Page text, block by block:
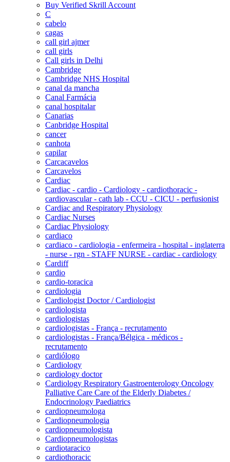
Buy Verified Skrill Account
C
cabelo
cagas
call girl ajmer
call girls
Call girls in Delhi
Cambridge
Cambridge NHS Hospital
canal da mancha
Canal Farmácia
canal hospitalar
Canarias
Canbridge Hospital
cancer
canhota
capilar
Carcacavelos
Carcavelos
Cardiac
Cardiac - cardio - Cardiology - cardiothoracic -
cardiovascular - cath lab - CCU - CICU - perfusionist
Cardiac and Respiratory Physiology
Cardiac Nurses
Cardiac Physiology
cardiaco
cardiaco - cardiologia - enfermeira - hospital - inglaterra
- nurse - rgn - STAFF NURSE - cardiac - cardiology
Cardiff
cardio
cardio-toracica
cardiologia
Cardiologist Doctor / Cardiologist
cardiologista
cardiologistas
cardiologistas - França - recrutamento
cardiologistas - França/Bélgica - médicos -
recrutamento
cardiólogo
Cardiology
cardiology doctor
Cardiology Respiratory Gastroenterology Oncology
Palliative Care Care of the Elderly Diabetes /
Endocrinology Paediatrics
cardiopneumologa
Cardiopneumologia
cardiopneumologista
Cardiopneumologistas
cardiotaracico
cardiothoracic